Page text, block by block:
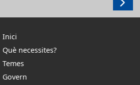
Inici
Què necessites?
Temes
Govern